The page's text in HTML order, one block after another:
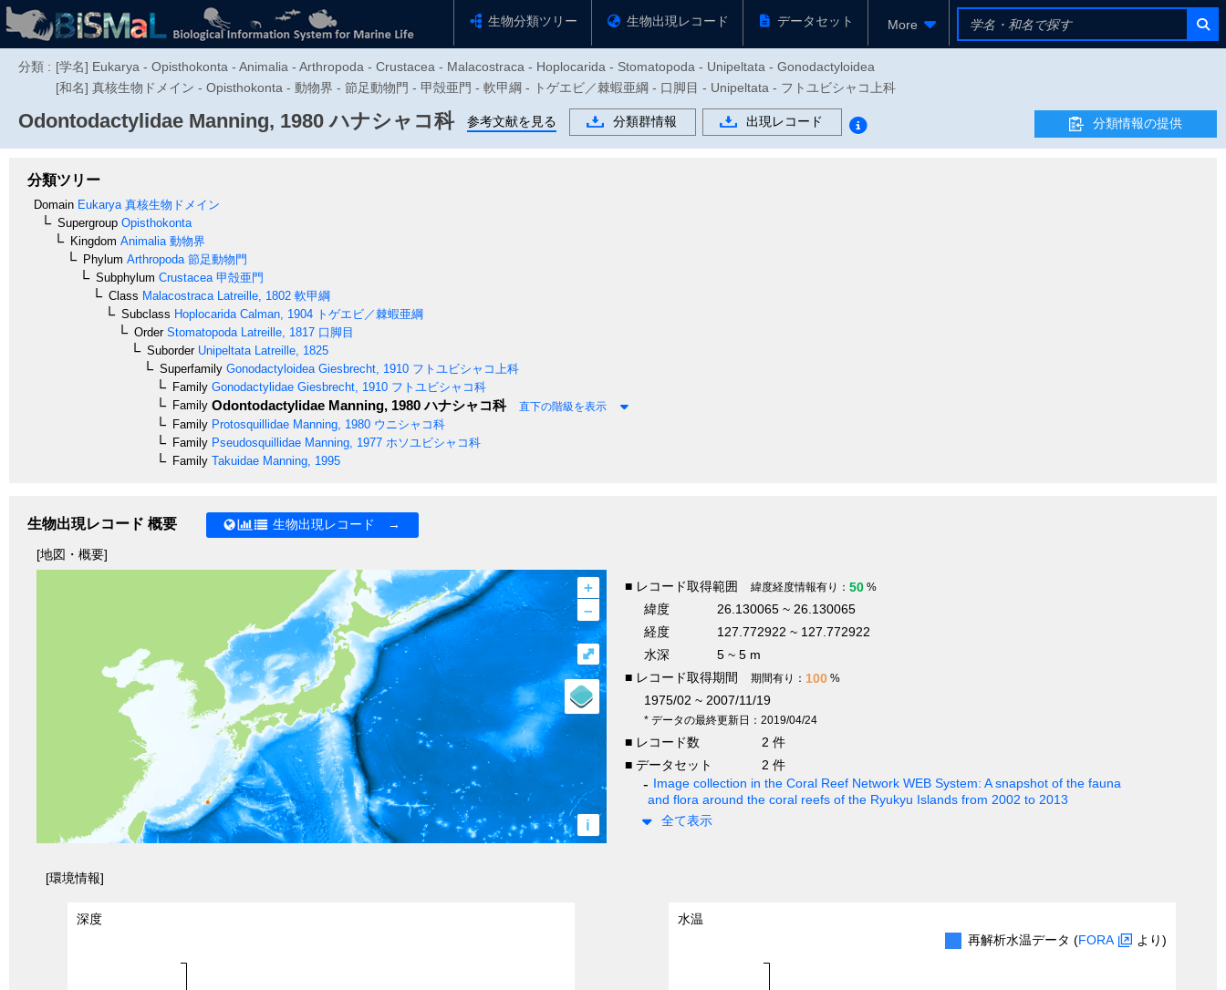
生物分類ツリー 生物出現レコード データセット More
分類 : [学名] Eukarya - Opisthokonta - Animalia - Arthropoda - Crustacea - Malacostraca - Hoplocarida - Stomatopoda - Unipeltata - Gonodactyloidea
[和名] 真核生物ドメイン - Opisthokonta - 動物界 - 節足動物門 - 甲殻亜門 - 軟甲綱 - トゲエビ／棘蝦亜綱 - 口脚目 - Unipeltata - フトユビシャコ上科
Odontodactylidae Manning, 1980 ハナシャコ科 参考文献を見る 分類群情報 出現レコード 分類情報の提供
分類ツリー
Domain Eukarya 真核生物ドメイン
Supergroup Opisthokonta
Kingdom Animalia 動物界
Phylum Arthropoda 節足動物門
Subphylum Crustacea 甲殻亜門
Class Malacostraca Latreille, 1802 軟甲綱
Subclass Hoplocarida Calman, 1904 トゲエビ／棘蝦亜綱
OrderStomatopoda Latreille, 1817 口脚目
SuborderUnipeltata Latreille, 1825
Superfamily Gonodactyloidea Giesbrecht, 1910 フトユビシャコ上科
Family Gonodactylidae Giesbrecht, 1910 フトユビシャコ科
Family Odontodactylidae Manning, 1980ハナシャコ科 直下の階級を表示
Family Protosquillidae Manning, 1980 ウニシャコ科
Family Pseudosquillidae Manning, 1977 ホソユビシャコ科
Family Takuidae Manning, 1995
生物出現レコード 概要 生物出現レコード →
[地図・概要]
+
–
i
⤢
■ レコード取得範囲 緯度経度情報有り： 50 %
緯度
26.130065 ~ 26.130065
経度
127.772922 ~ 127.772922
水深
5 ~ 5 m
■ レコード取得期間
期間有り： 100 %
1975/02 ~ 2007/11/19
* データの最終更新日：2019/04/24
■ レコード数
2 件
■ データセット
2 件
Image collection in the Coral Reef Network WEB System: A snapshot of the fauna
and flora around the coral reefs of the Ryukyu Islands from 2002 to 2013
全て表示
[環境情報]
深度
水温
再解析水温データ (FORA より)